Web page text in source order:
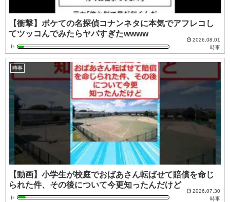
【衝撃】ボケての名探偵コナンネタに本気でアフレコし
てツッコんでみたらヤバすぎたwwww
2026.08.01
時事
時事
【動画】小学生が校庭でおばあさん転ばせて賠償を命じ
られた件、その後について今更知ったんだけど
2026.07.30
時事